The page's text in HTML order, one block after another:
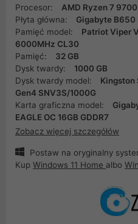
Procesor:
AMD Ryzen 7
Płyta główna:
Gigabyte B650
Pamięć model:
Patriot Viper
6000MHz CL30
Pamięć:
32 GB
Dysk twardy:
1000 GB
Dysk twardy model:
Kingston
Gen4 SNV3S/1000G
Karta graficzna model:
EAGLE OC 16GB GDDR7
Zobacz więcej szczegółów
Postaw na oryginalny
Kup Windows 11 Home albo